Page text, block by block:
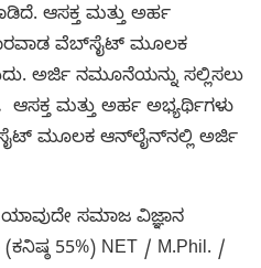
ಆಸಕ್ತ ಮತ್ತು ಅರ್ಹ
ವೆಬ್‌ಸೈಟ್ ಮೂಲಕ
ಅರ್ಜಿ ನಮೂನೆಯನ್ನು ಸಲ್ಲಿಸಲು
ಆಸಕ್ತ ಮತ್ತು ಅರ್ಹ ಅಭ್ಯರ್ಥಿಗಳು
ಮೂಲಕ ಆನ್‌ಲೈನ್‌ನಲ್ಲಿ ಅರ್ಜಿ
ಯಾವುದೇ ಸಮಾಜ ವಿಜ್ಞಾನ
55%) NET / M.Phil. /